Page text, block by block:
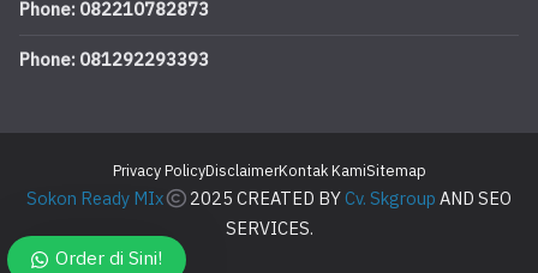
Phone: 082210782873
Phone: 081292293393
Privacy PolicyDisclaimerKontak KamiSitemap
Sokon Ready MIx 2025 CREATED BYCv. SkgroupAND SEO
SERVICES.
Order di Sini!